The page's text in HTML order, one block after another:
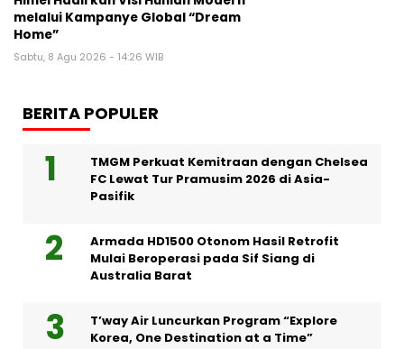
melalui Kampanye Global “Dream
Home”
Sabtu, 8 Agu 2026 - 14:26 WIB
BERITA POPULER
TMGM Perkuat Kemitraan dengan Chelsea
FC Lewat Tur Pramusim 2026 di Asia-
Pasifik
Armada HD1500 Otonom Hasil Retrofit
Mulai Beroperasi pada Sif Siang di
Australia Barat
T’way Air Luncurkan Program “Explore
Korea, One Destination at a Time”